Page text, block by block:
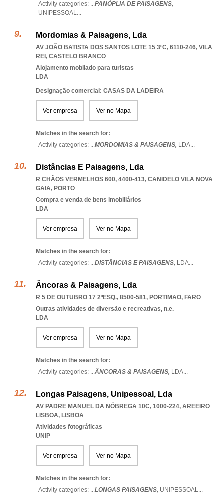
Activity categories: ...PANÓPLIA DE PAISAGENS,
UNIPESSOAL...
Mordomias & Paisagens, Lda
AV JOÃO BATISTA DOS SANTOS LOTE 15 3ºC, 6110-246, VILA
REI , CASTELO BRANCO
Alojamento mobilado para turistas
LDA
Designação comercial: CASAS DA LADEIRA
Ver empresa Ver no Mapa
Matches in the search for:
Activity categories: ...MORDOMIAS & PAISAGENS, LDA...
Distâncias E Paisagens, Lda
R CHÃOS VERMELHOS 600, 4400-413, CANIDELO VILA NOVA
GAIA, PORTO
Compra e venda de bens imobiliários
LDA
Ver empresa Ver no Mapa
Matches in the search for:
Activity categories: ...DISTÂNCIAS E PAISAGENS, LDA...
Âncoras & Paisagens, Lda
R 5 DE OUTUBRO 17 2ºESQ., 8500-581, PORTIMAO, FARO
Outras atividades de diversão e recreativas, n.e.
LDA
Ver empresa Ver no Mapa
Matches in the search for:
Activity categories: ...ÂNCORAS & PAISAGENS, LDA...
Longas Paisagens, Unipessoal, Lda
AV PADRE MANUEL DA NÓBREGA 10C, 1000-224, AREEIRO
LISBOA, LISBOA
Atividades fotográficas
UNIP
Ver empresa Ver no Mapa
Matches in the search for:
Activity categories: ...LONGAS PAISAGENS, UNIPESSOAL...